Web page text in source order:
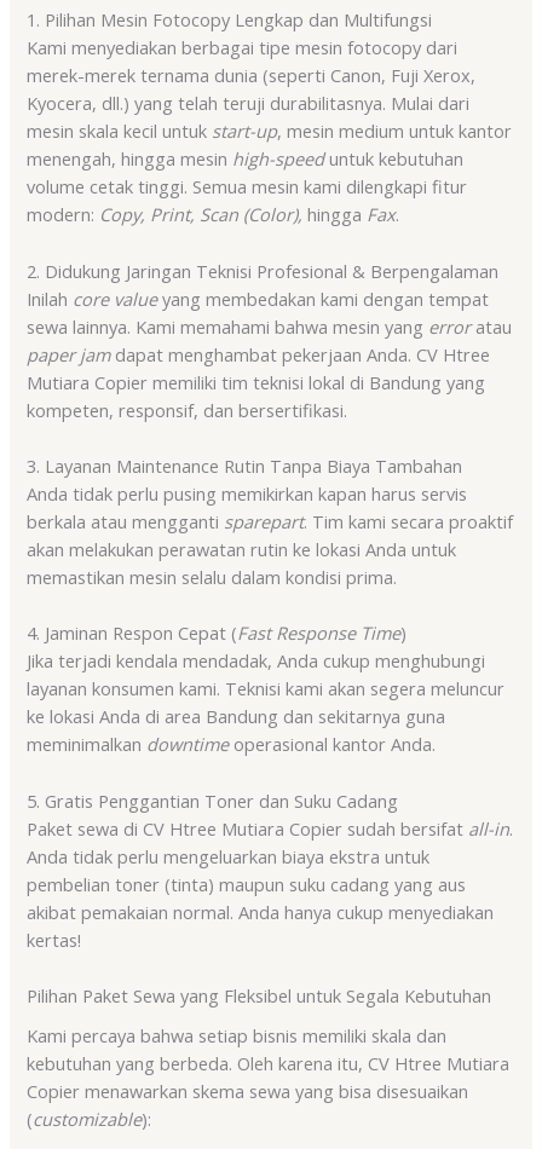
1. Pilihan Mesin Fotocopy Lengkap dan Multifungsi
Kami menyediakan berbagai tipe mesin fotocopy dari
merek-merek ternama dunia (seperti Canon, Fuji Xerox,
Kyocera, dll.) yang telah teruji durabilitasnya. Mulai dari
mesin skala kecil untuk start-up, mesin medium untuk kantor
menengah, hingga mesin high-speeduntuk kebutuhan
volume cetak tinggi. Semua mesin kami dilengkapi fitur
modern: Copy, Print, Scan (Color), hingga Fax.
2. Didukung Jaringan Teknisi Profesional & Berpengalaman
Inilah core valueyang membedakan kami dengan tempat
sewa lainnya. Kami memahami bahwa mesin yang erroratau
paper jamdapat menghambat pekerjaan Anda. CV Htree
Mutiara Copier memiliki tim teknisi lokal di Bandung yang
kompeten, responsif, dan bersertifikasi.
3. Layanan Maintenance Rutin Tanpa Biaya Tambahan
Anda tidak perlu pusing memikirkan kapan harus servis
berkala atau mengganti sparepart. Tim kami secara proaktif
akan melakukan perawatan rutin ke lokasi Anda untuk
memastikan mesin selalu dalam kondisi prima.
4. Jaminan Respon Cepat (Fast Response Time)
Jika terjadi kendala mendadak, Anda cukup menghubungi
layanan konsumen kami. Teknisi kami akan segera meluncur
ke lokasi Anda di area Bandung dan sekitarnya guna
meminimalkan downtimeoperasional kantor Anda.
5. Gratis Penggantian Toner dan Suku Cadang
Paket sewa di CV Htree Mutiara Copier sudah bersifat all-in.
Anda tidak perlu mengeluarkan biaya ekstra untuk
pembelian toner (tinta) maupun suku cadang yang aus
akibat pemakaian normal. Anda hanya cukup menyediakan
kertas!
Pilihan Paket Sewa yang Fleksibel untuk Segala Kebutuhan
Kami percaya bahwa setiap bisnis memiliki skala dan
kebutuhan yang berbeda. Oleh karena itu, CV Htree Mutiara
Copier menawarkan skema sewa yang bisa disesuaikan
(customizable):